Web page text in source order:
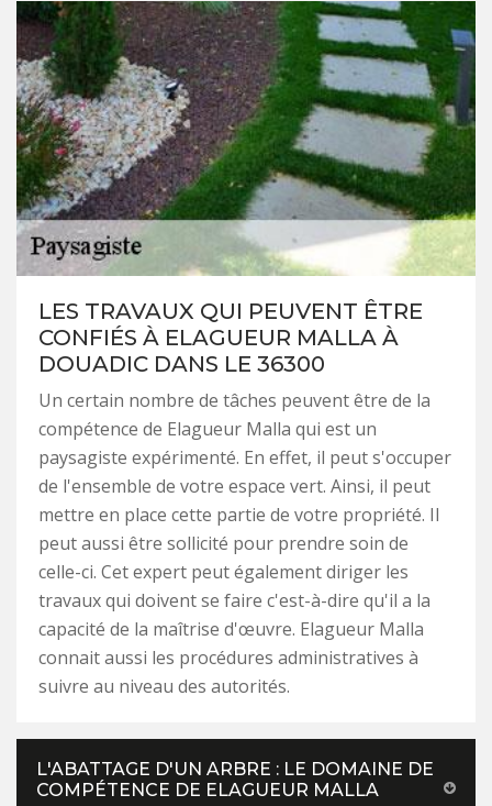
LES TRAVAUX QUI PEUVENT ÊTRE
CONFIÉS À ELAGUEUR MALLA À
DOUADIC DANS LE 36300
Un certain nombre de tâches peuvent être de la
compétence de Elagueur Malla qui est un
paysagiste expérimenté. En effet, il peut s'occuper
de l'ensemble de votre espace vert. Ainsi, il peut
mettre en place cette partie de votre propriété. Il
peut aussi être sollicité pour prendre soin de
celle-ci. Cet expert peut également diriger les
travaux qui doivent se faire c'est-à-dire qu'il a la
capacité de la maîtrise d'œuvre. Elagueur Malla
connait aussi les procédures administratives à
suivre au niveau des autorités.
L'ABATTAGE D'UN ARBRE : LE DOMAINE DE
COMPÉTENCE DE ELAGUEUR MALLA